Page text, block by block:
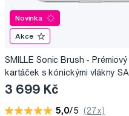
Novinka
Akce
SMILLE Sonic Brush -
kartáček s kónickými vlákny
3 699 Kč
5,0/5 (27x)